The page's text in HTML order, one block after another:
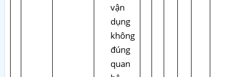
vận
dụng
không
đúng
quan